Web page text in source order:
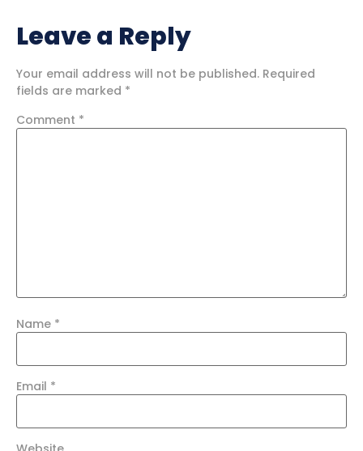
Leave a Reply
Your email address will not be published. Required
fields are marked *
Comment *
Name *
Email *